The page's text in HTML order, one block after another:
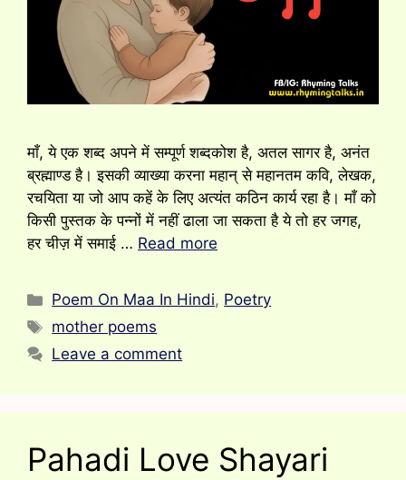
माँ, ये एक शब्द अपने में सम्पूर्ण शब्दकोश है, अतल सागर है, अनंत
ब्रह्माण्ड है। इसकी व्याख्या करना महान् से महानतम कवि, लेखक,
रचयिता या जो आप कहें के लिए अत्यंत कठिन कार्य रहा है। माँ को
किसी पुस्तक के पन्नों में नहीं ढाला जा सकता है ये तो हर जगह,
हर चीज़ में समाई … Read more
Categories
Poem On Maa In Hindi, Poetry
Tags
mother poems
Leave a comment
Pahadi Love Shayari